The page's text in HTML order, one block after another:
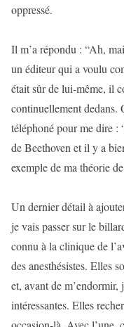
oppressé.
Il m’a répondu : “Ah,
un éditeur qui a voulu
était sûr de lui-même, il
continuellement dedans.
téléphoné pour me dire :
de Beethoven et il y a
exemple de ma théorie
Un dernier détail à
je vais passer sur le
connu à la clinique de
des anesthésistes. Elles
et, avant de m’endormir,
intéressantes. Elles